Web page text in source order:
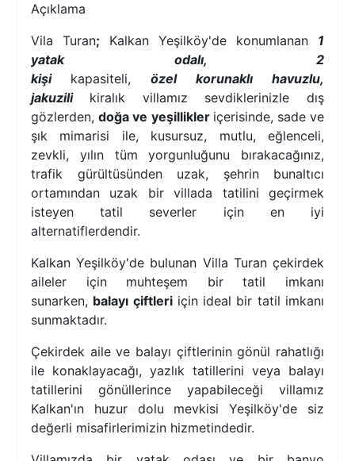
Açıklama
Vila Turan; Kalkan Yeşilköy'de konumlanan 1
yatak odalı, 2
kişi kapasiteli, özelkorunaklı havuzlu,
jakuzili kiralık villamız sevdiklerinizle dış
gözlerden,doğa ve yeşillikler içerisinde, sade ve
şık mimarisi ile, kusursuz, mutlu, eğlenceli,
zevkli, yılın tüm yorgunluğunu bırakacağınız,
trafik gürültüsünden uzak, şehrin bunaltıcı
ortamından uzak bir villada tatilini geçirmek
isteyen tatil severler için en iyi
alternatiflerdendir.
Kalkan Yeşilköy'de bulunan Villa Turan çekirdek
aileler için muhteşem bir tatil imkanı
sunarken, balayı çiftleriiçin ideal bir tatil imkanı
sunmaktadır.
Çekirdek aile ve balayı çiftlerinin gönül rahatlığı
ile konaklayacağı, yazlık tatillerini veya balayı
tatillerini gönüllerince yapabileceği villamız
Kalkan'ın huzur dolu mevkisi Yeşilköy'de siz
değerli misafirlerimizin hizmetindedir.